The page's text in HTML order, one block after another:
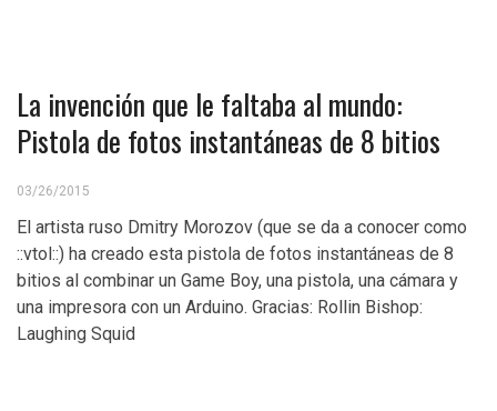
La invención que le faltaba al mundo:
Pistola de fotos instantáneas de 8 bitios
03/26/2015
El artista ruso Dmitry Morozov (que se da a conocer como
::vtol::) ha creado esta pistola de fotos instantáneas de 8
bitios al combinar un Game Boy, una pistola, una cámara y
una impresora con un Arduino. Gracias: Rollin Bishop:
Laughing Squid